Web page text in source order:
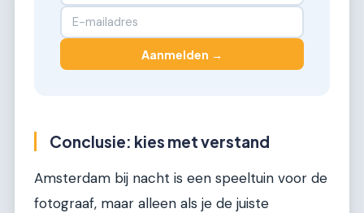
Aanmelden →
Conclusie: kies met verstand
Amsterdam bij nacht is een speeltuin voor de
fotograaf, maar alleen als je de juiste